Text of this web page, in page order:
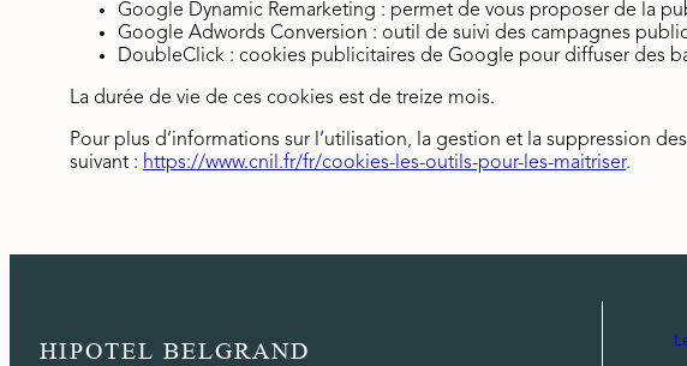
Google Dynamic Remarketing : permet de vous proposer de la
Google Adwords Conversion : outil de suivi des campagnes
DoubleClick : cookies publicitaires de Google pour diffuser des
La durée de vie de ces cookies est de treize mois.
Pour plus d’informations sur l’utilisation, la gestion et la suppression
suivant : https://www.cnil.fr/fr/cookies-les-outils-pour-les-maitriser.
HIPOTEL BELGRAND